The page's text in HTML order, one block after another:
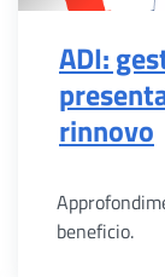
ADI:
rinnovo
beneficio.